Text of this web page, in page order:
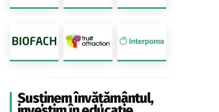
Susținem învățământul,